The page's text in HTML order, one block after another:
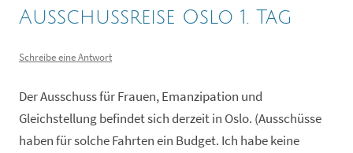
Ausschussreise Oslo 1. Tag
Schreibe eine Antwort
Der Ausschuss für Frauen, Emanzipation und
Gleichstellung befindet sich derzeit in Oslo. (Ausschüsse
haben für solche Fahrten ein Budget. Ich habe keine